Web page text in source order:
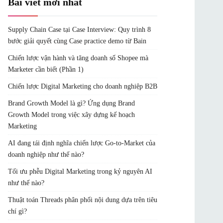
Supply Chain Case tại Case Interview: Quy trình 8
bước giải quyết cùng Case practice demo từ Bain
Chiến lược vận hành và tăng doanh số Shopee mà
Marketer cần biết (Phần 1)
Chiến lược Digital Marketing cho doanh nghiệp B2B
Brand Growth Model là gì? Ứng dụng Brand
Growth Model trong việc xây dựng kế hoạch
Marketing
AI đang tái định nghĩa chiến lược Go-to-Market của
doanh nghiệp như thế nào?
Tối ưu phễu Digital Marketing trong kỷ nguyên AI
như thế nào?
Thuật toán Threads phân phối nội dung dựa trên tiêu
chí gì?